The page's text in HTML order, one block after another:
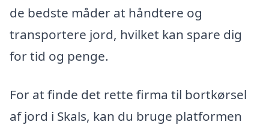
de bedste måder at håndtere og
transportere jord, hvilket kan spare dig
for tid og penge.
For at finde det rette firma til bortkørsel
af jord i Skals, kan du bruge platformen